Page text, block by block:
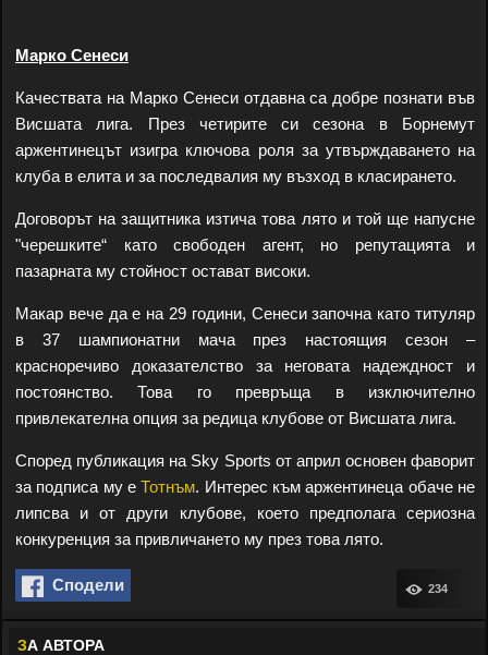
Марко Сенеси
Качествата на Марко Сенеси отдавна са добре познати във
Висшата лига. През четирите си сезона в Борнемут
аржентинецът изигра ключова роля за утвърждаването на
клуба в елита и за последвалия му възход в класирането.
Договорът на защитника изтича това лято и той ще напусне
"черешките“ като свободен агент, но репутацията и
пазарната му стойност остават високи.
Макар вече да е на 29 години, Сенеси започна като титуляр
в 37 шампионатни мача през настоящия сезон –
красноречиво доказателство за неговата надеждност и
постоянство. Това го превръща в изключително
привлекателна опция за редица клубове от Висшата лига.
Според публикация на Sky Sports от април основен фаворит
за подписа му еТотнъм. Интерес към аржентинеца обаче не
липсва и от други клубове, което предполага сериозна
конкуренция за привличането му през това лято.
Сподели 234
ЗА АВТОРА